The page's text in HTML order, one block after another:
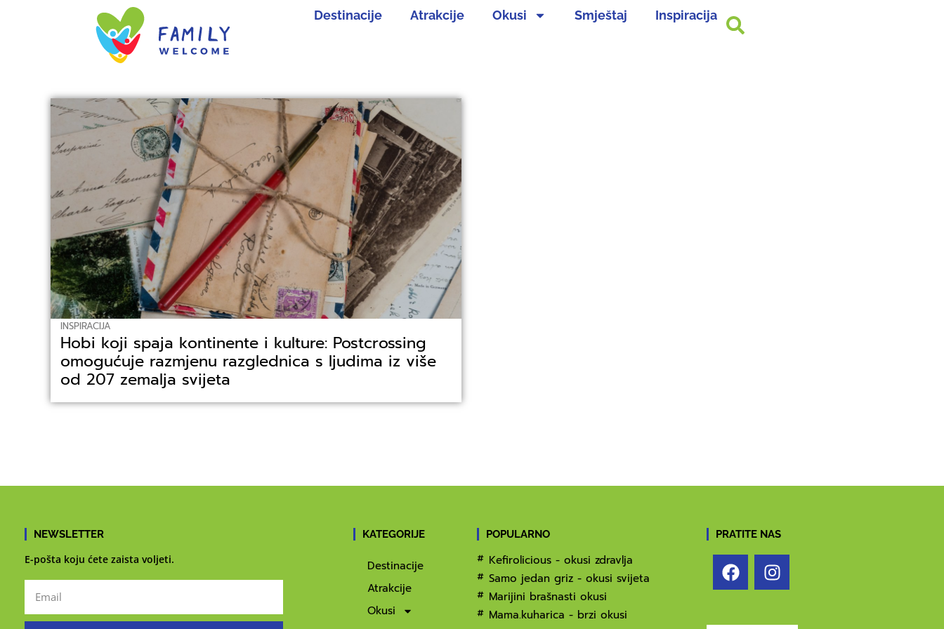
Destinacije Atrakcije Okusi Smještaj Inspiracija
INSPIRACIJA
Hobi koji spaja kontinente i kulture: Postcrossing
omogućuje razmjenu razglednica s ljudima iz više
od 207 zemalja svijeta
NEWSLETTER
E-pošta koju ćete zaista voljeti.
KATEGORIJE
Destinacije
Atrakcije
Okusi
POPULARNO
Kefirolicious - okusi zdravlja
Samo jedan griz - okusi svijeta
Marijini brašnasti okusi
Mama.kuharica - brzi okusi
PRATITE NAS